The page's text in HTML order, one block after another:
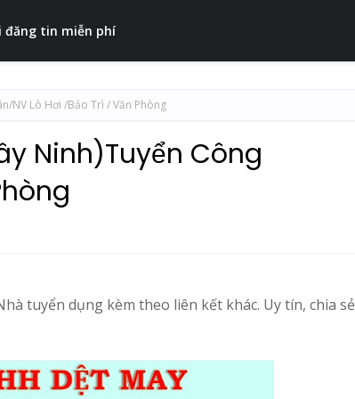
đăng tin miễn phí
NV Lò Hơi /Bảo Trì / Văn Phòng
Ninh)Tuyển Công
tuyển dụng kèm theo liên kết khác. Uy tín, chia